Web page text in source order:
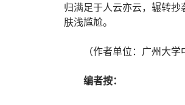
归满足于人云亦云，辗转
肤浅尴尬。
（作者单位：广州大学
编者按：